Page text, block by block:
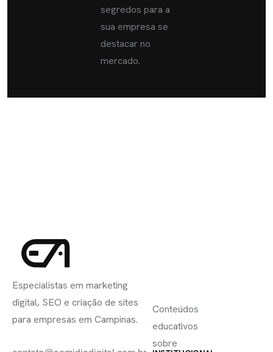
segredos para a
sua empresa se
destacar no
mercado.
Especialistas em marketing
digital, SEO e criação de sites
para empresas em Campinas.
Conteúdos
educativos
sobre